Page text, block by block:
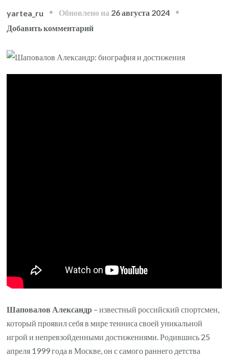
yartea_ru Обновлено на 26 августа 2024
Добавить комментарийк
Шаповалов
Шаповалов Александр – известный российский спортсмен,
который проявил себя в мире тенниса своей уникальной
игрой и непревзойденными достижениями. Родившись 25
апреля 1999 года в Москве, он с самого раннего детства